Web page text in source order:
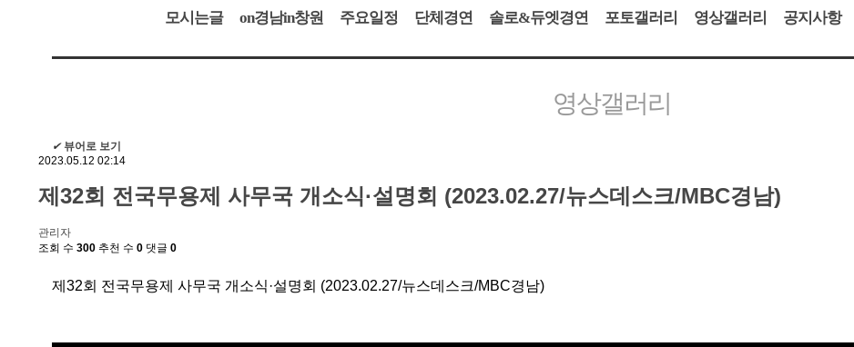
모시는글 on경남in창원 주요일정 단체경연 솔로&듀엣경연 포토갤러리 영상갤러리 공지사항
영상갤러리
✔ 뷰어로 보기
2023.05.12 02:14
제32회 전국무용제 사무국 개소식·설명회 (2023.02.27/뉴스데스크/MBC경남)
관리자
조회 수 300 추천 수 0 댓글 0
제32회 전국무용제 사무국 개소식·설명회 (2023.02.27/뉴스데스크/MBC경남)